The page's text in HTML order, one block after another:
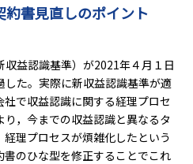
書見直しのポイント
益認識基準）が2021年４月１日
した。実際に新収益認識基準が適
で収益認識に関する経理プロセ
，今までの収益認識と異なるタ
理プロセスが煩雑化したという
のひな型を修正することでこれ